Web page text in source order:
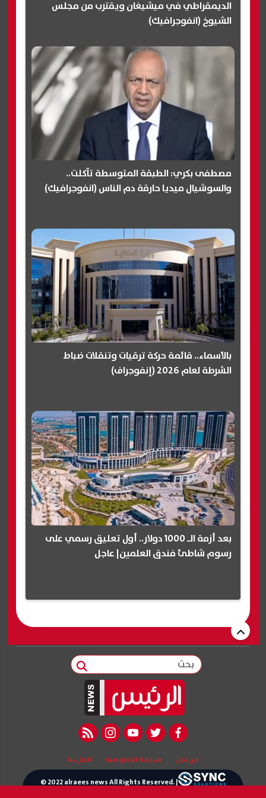
الديمقراطي في ميشيغان ويقترب من مجلس
الشيوخ (انفوجرافيك)
مصطفى بكري: الطبقة المتوسطة تآكلت..
والسوشيال ميديا حارقة دم الناس (انفوجرافيك)
بالأسماء.. قائمة حركة ترقيات وتنقلات ضباط
الشرطة لعام 2026 (إنفوجراف)
بعد أزمة الـ 1000 دولار.. أول تعليق رسمي على
رسوم شاطئ فندق العلمين| عاجل
بحث
facebook
twitter
youtube
instagram
rss feed
من نحن سياسة الخصوصية اتصل بنا
© 2022 alraees news All Rights Reserved. |